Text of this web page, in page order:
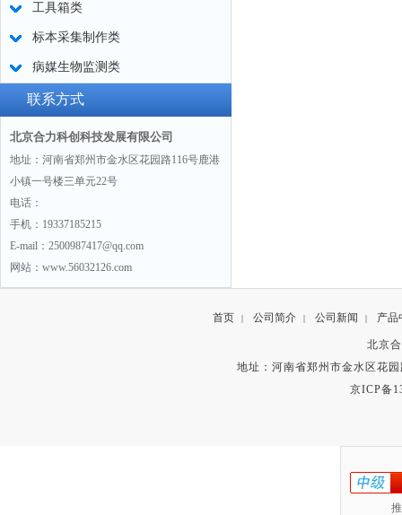
工具箱类
标本采集制作类
病媒生物监测类
联系方式
北京合力科创科技发展有限公司
地址：河南省郑州市金水区花园路116号鹿港
小镇一号楼三单元22号
电话：
手机：19337185215
E-mail：2500987417@qq.com
网站：www.56032126.com
首页 | 公司简介 | 公司新闻 | 产品
北京
地址：河南省郑州市金水区花
京ICP备